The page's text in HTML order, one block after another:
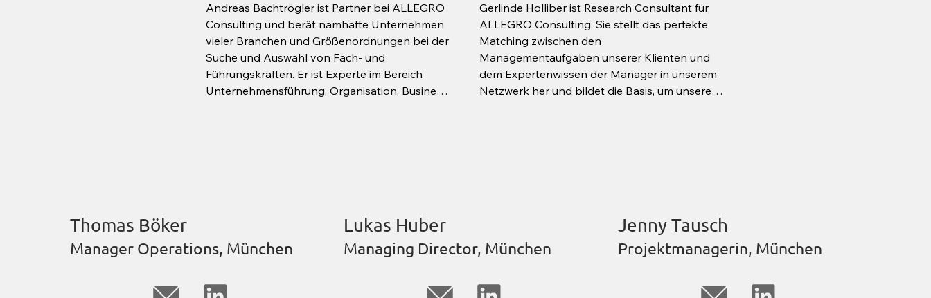
Besucher.
Andreas Bachtrögler ist Partner bei ALLEGRO
Consulting und berät namhafte Unternehmen
vieler Branchen und Größenordnungen bei der
Suche und Auswahl von Fach- und
Führungskräften. Er ist Experte im Bereich
Unternehmensführung, Organisation, Business
Technologieunternehmen tätig. Seine
umfangreichen Erfahrungen sammelte der
Absolvent der Technischen Universität Wien
Geschäftsführer, Abteilungsleiter und
Gerlinde Holliber ist Research Consultant für
ALLEGRO Consulting. Sie stellt das perfekte
Matching zwischen den
Managementaufgaben unserer Klienten und
dem Expertenwissen der Manager in unserem
Netzwerk her und bildet die Basis, um unsere
unter anderem als Research Consultant mit
Fokus auf familien-und eigentümergeführte
Unternehmen, als Projektassistentin und
Tätigkeitsschwerpunkte sind die Durchführung
Thomas Böker
Manager Operations, München
Lukas Huber
Managing Director, München
Jenny Tausch
Projektmanagerin, München